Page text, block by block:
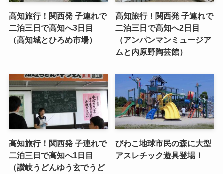
高知旅行！関西発 子連れで
二泊三日で高知へ3日目
（高知城とひろめ市場）
高知旅行！関西発 子連れで
二泊三日で高知へ2日目
（アンパンマンミュージア
ムと内原野陶芸館）
高知旅行！関西発 子連れで
二泊三日で高知へ1日目
（讃岐うどんゆう玄でうど
びわこ地球市民の森に大型
アスレチック遊具登場！